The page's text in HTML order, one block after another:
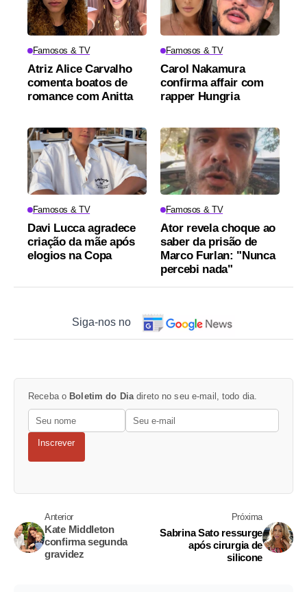
Famosos & TV
Atriz Alice Carvalho
comenta boatos de
romance com Anitta
Famosos & TV
Carol Nakamura
confirma affair com
rapper Hungria
Famosos & TV
Davi Lucca agradece
criação da mãe após
elogios na Copa
Famosos & TV
Ator revela choque ao
saber da prisão de
Marco Furlan: "Nunca
percebi nada"
Siga-nos no
Receba o Boletim do Dia direto no seu e-mail, todo dia.
Inscrever
Anterior
Kate Middleton
confirma segunda
gravidez
Próxima
Sabrina Sato ressurge
após cirurgia de
silicone